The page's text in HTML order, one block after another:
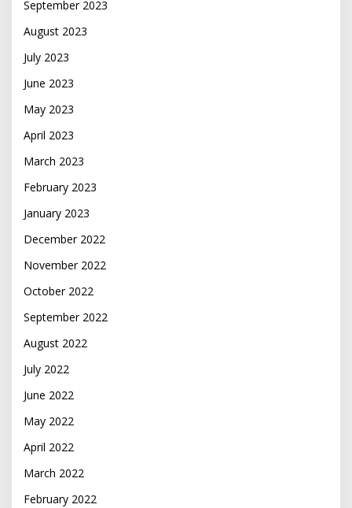
September 2023
August 2023
July 2023
June 2023
May 2023
April 2023
March 2023
February 2023
January 2023
December 2022
November 2022
October 2022
September 2022
August 2022
July 2022
June 2022
May 2022
April 2022
March 2022
February 2022